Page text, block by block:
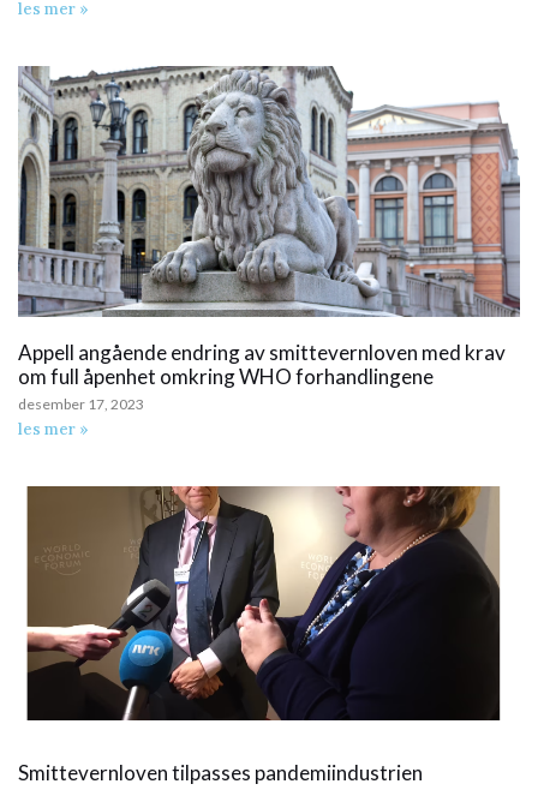
les mer »
Appell angående endring av smittevernloven med krav
om full åpenhet omkring WHO forhandlingene
desember 17, 2023
les mer »
Smittevernloven tilpasses pandemiindustrien